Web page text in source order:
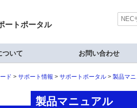
ートポータル
ついて お問い合わせ
ド サポート情報 サポートポータル 製品マ
製品マニュアル